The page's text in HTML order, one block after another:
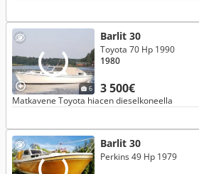
6
Barlit 30
3 500€
Toyota 70 Hp 1990
1980
Matkavene Toyota hiacen dieselkoneella
Barlit 30
Perkins 49 Hp 1979